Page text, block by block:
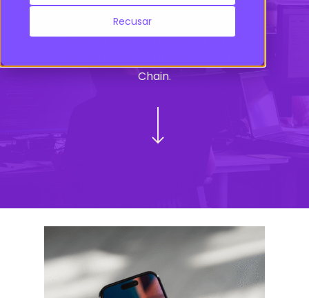
Recusar
Aqui você encontra E-books, Guias e
Materiais sobre Inteligência Artificial
Chain.